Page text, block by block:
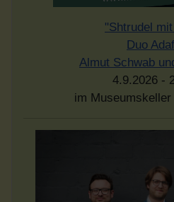
"Shtrudel
Duo
Almut Schwab
4.9.2026 -
im